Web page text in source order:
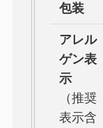
包装
アレル
ゲン表
示
（推奨
表示含